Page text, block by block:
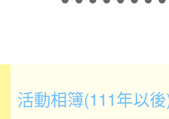
活動相簿(111年以